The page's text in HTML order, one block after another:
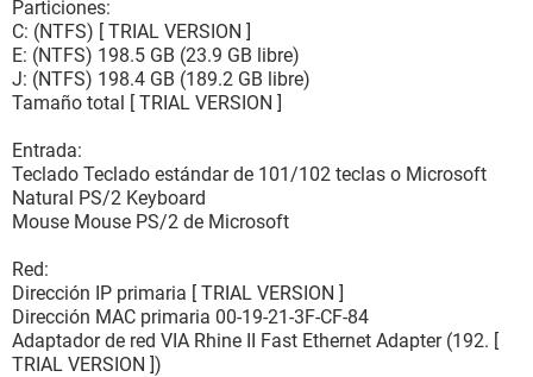
Particiones:
C: (NTFS) [ TRIAL VERSION ]
E: (NTFS) 198.5 GB (23.9 GB libre)
J: (NTFS) 198.4 GB (189.2 GB libre)
Tamaño total [ TRIAL VERSION ]
Entrada:
Teclado Teclado estándar de 101/102 teclas o Microsoft
Natural PS/2 Keyboard
Mouse Mouse PS/2 de Microsoft
Red:
Dirección IP primaria [ TRIAL VERSION ]
Dirección MAC primaria 00-19-21-3F-CF-84
Adaptador de red VIA Rhine II Fast Ethernet Adapter (192. [
TRIAL VERSION ])